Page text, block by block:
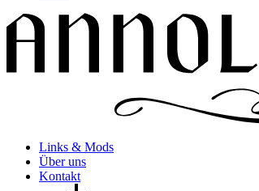
Links & Mods
Über uns
Kontakt